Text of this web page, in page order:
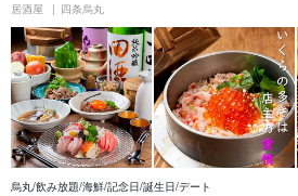
居酒屋 四条烏丸
烏丸/飲み放題/海鮮/記念日/誕生日/デート